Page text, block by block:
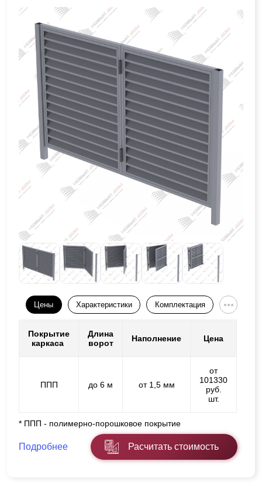
Цены Характеристики Комплектация
Покрытие
каркаса
Длина
ворот
Наполнение Цена
ППП до 6 м от 1,5 мм
от
101330
руб.
шт.
* ППП - полимерно-порошковое покрытие
Подробнее Расчитать стоимость